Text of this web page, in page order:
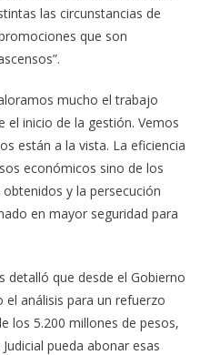
las circunstancias de
que son
mucho el trabajo
el inicio de la gestión. Vemos
están a la vista. La eficiencia
económicos sino de los
y la persecución
en mayor seguridad para
detalló que desde el Gobierno
el análisis para un refuerzo
los 5.200 millones de pesos,
pueda abonar esas